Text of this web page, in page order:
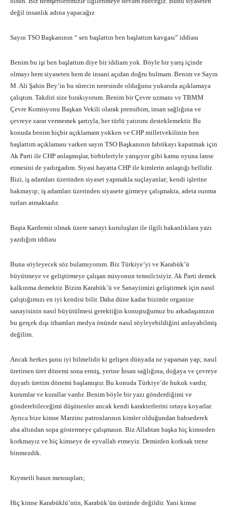
değil insanlık adına yapacağız
Sayın TSO Başkanının “ sen başlattın ben başlattım kavgası” iddiası
Benim bu işi ben başlattım diye bir iddiam yok. Böyle bir yarış içinde
olmayı hem siyaseten hem de insani açıdan doğru bulmam. Benim ve Sayın
M. Ali Şahin Bey’in bu sürecin neresinde olduğunu yukarıda açıklamaya
çalıştım. Takdiri size bırakıyorum. Benim bir Çevre uzmanı ve TBMM
Çevre Komisyonu Başkan Vekili olarak prensibim, insan sağlığına ve
çevreye zarar vermemek şartıyla, her türlü yatırımı desteklemektir. Bu
konuda benim hiçbir açıklamam yokken ve CHP milletvekilinin ben
başlattım açıklaması varken sayın TSO Başkanının fabrikayı kapatmak için
Ak Parti ile CHP anlaşmışlar, birbirleriyle yarışıyor gibi kamu oyuna lanse
etmesini de yadırgadım. Siyasi hayatta CHP ile kimlerin anlaştığı bellidir.
Bizi, iş adamları üzerinden siyaset yapmakla suçlayanlar; kendi işlerine
bakmayıp; iş adamları üzerinden siyasete girmeye çalışmakta, adeta ısınma
turları atmaktadır.
Başta Kardemir olmak üzere sanayi kuruluşları ile ilgili bakanlıklara yazı
yazdığım iddiası
Buna söyleyecek söz bulamıyorum. Biz Türkiye’yi ve Karabük’ü
büyütmeye ve geliştirmeye çalışan misyonun temsilcisiyiz. Ak Parti demek
kalkınma demektir. Bizim Karabük’ü ve Sanayiimizi geliştirmek için nasıl
çalıştığımızı en iyi kendisi bilir. Daha düne kadar bizimle organize
sanayisinin nasıl büyütülmesi gerektiğin konuştuğumuz bu arkadaşımızın
bu gerçek dışı ithamları medya önünde nasıl söyleyebildiğini anlayabilmiş
değilim.
Ancak herkes şunu iyi bilmelidir ki gelişen dünyada ne yaparsan yap; nasıl
üretirsen üret dönemi sona ermiş, yerine İnsan sağlığına, doğaya ve çevreye
duyarlı üretim dönemi başlamıştır. Bu konuda Türkiye’de hukuk vardır,
kurumlar ve kurallar vardır. Benim böyle bir yazı gönderdiğimi ve
gönderebileceğimi düşünenler ancak kendi karakterlerini ortaya koyarlar.
Ayrıca bize kimse Marzinc patronlarının kimler olduğundan bahsederek
aba altından sopa göstermeye çalışmasın. Biz Allahtan başka hiç kimseden
korkmayız ve hiç kimseye de eyvallah etmeyiz. Demirden korksak trene
binmezdik.
Kıymetli basın mensupları;
Hiç kimse Karabüklü’nün, Karabük’ün üstünde değildir. Yani kimse